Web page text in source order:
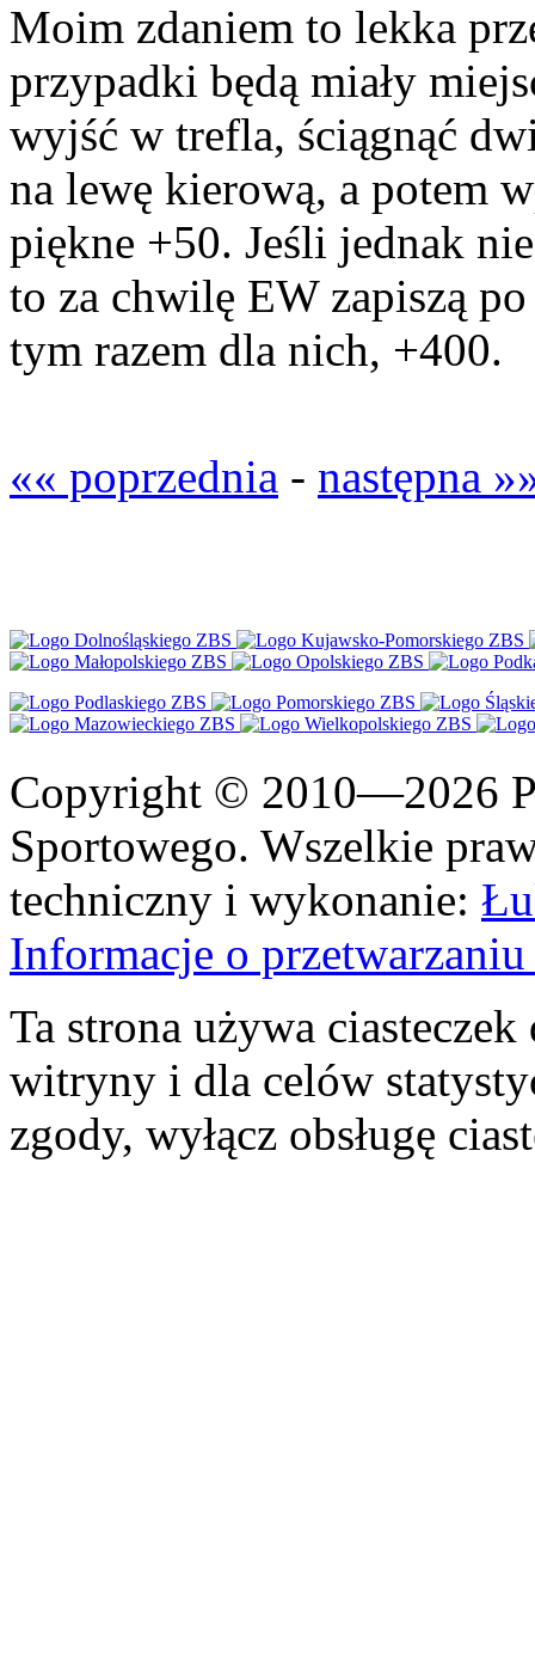
Moim zdaniem to lekka
przypadki będą miały
wyjść w trefla, ściągnąć
na lewę kierową, a potem
piękne +50. Jeśli jednak
to za chwilę EW zapiszą
tym razem dla nich, +400.
«« poprzednia - następna
Copyright © 2010—2026
Sportowego. Wszelkie
techniczny i wykonanie:
Informacje o
Ta strona używa
witryny i dla celów
zgody, wyłącz obsługę